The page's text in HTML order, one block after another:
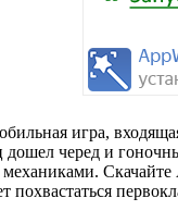
игра,
дошел черед и